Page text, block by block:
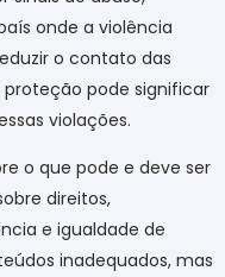
onde a violência
o contato das
pode significar
violações.
o que pode e deve ser
direitos,
e igualdade de
inadequados, mas